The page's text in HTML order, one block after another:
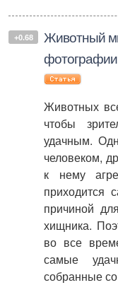
+0.68 Животный
фотографии
Животных
чтобы
удачным.
человеком,
к нему
приходится
причиной
хищника.
во все
самые
собранные